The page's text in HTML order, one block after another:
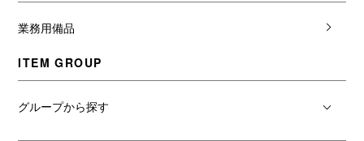
業務用備品
ITEM GROUP
グループから探す